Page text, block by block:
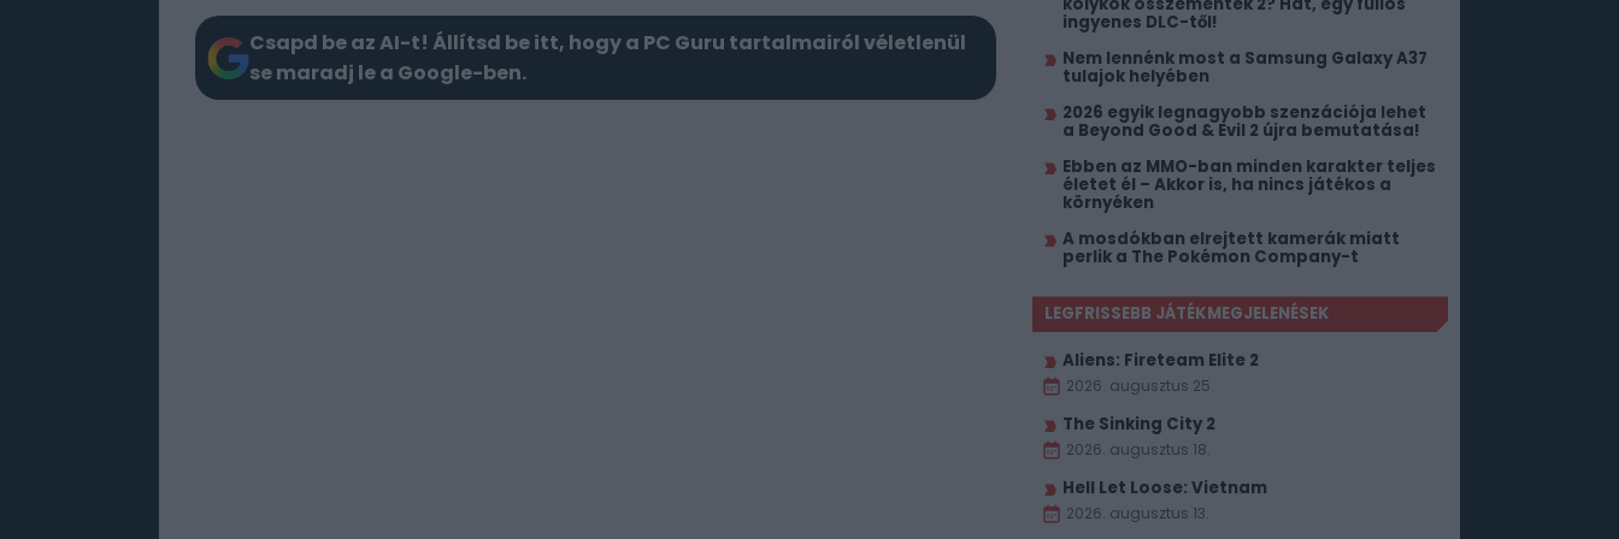
Csapd be az AI-t! Állítsd be itt, hogy a PC Guru tartalmairól véletlenül
se maradj le a Google-ben.
kölykök összementek 2? Hát, egy fullos
ingyenes DLC-től!
Nem lennénk most a Samsung Galaxy A37
tulajok helyében
2026 egyik legnagyobb szenzációja lehet
a Beyond Good & Evil 2 újra bemutatása!
Ebben az MMO-ban minden karakter teljes
életet él – Akkor is, ha nincs játékos a
környéken
A mosdókban elrejtett kamerák miatt
perlik a The Pokémon Company-t
LEGFRISSEBB JÁTÉKMEGJELENÉSEK
Aliens: Fireteam Elite 2
2026. augusztus 25.
The Sinking City 2
2026. augusztus 18.
Hell Let Loose: Vietnam
2026. augusztus 13.